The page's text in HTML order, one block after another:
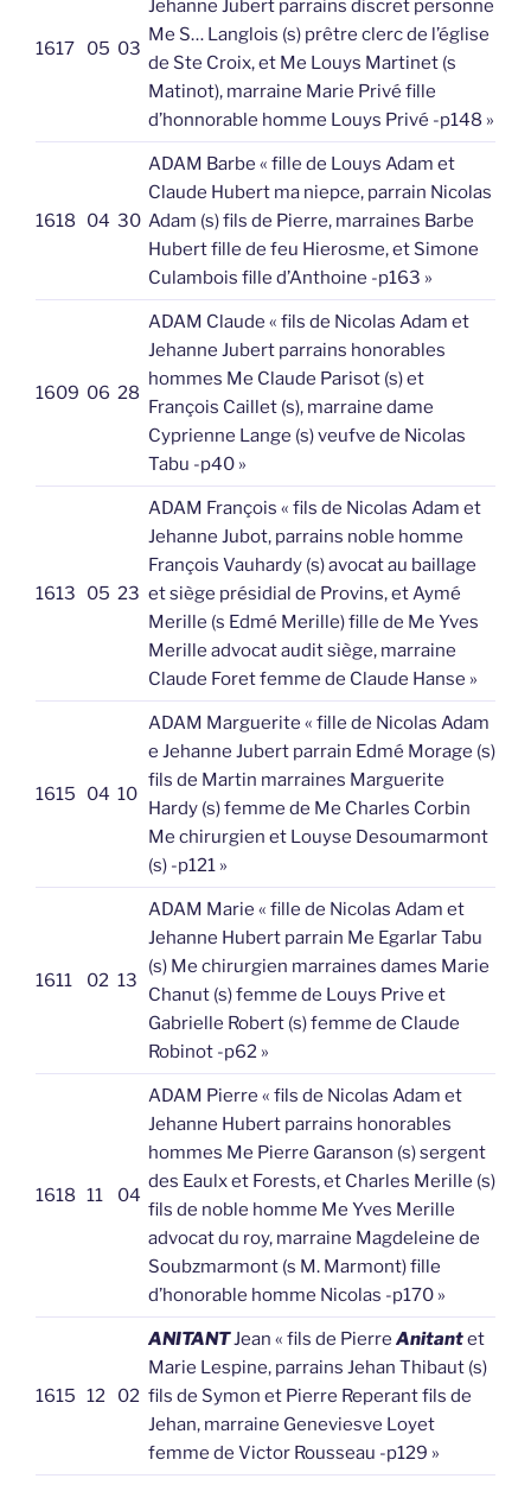
1617 05 03
Jehanne Jubert parrains discret personne
Me S… Langlois (s) prêtre clerc de l’église
de Ste Croix, et Me Louys Martinet (s
Matinot), marraine Marie Privé fille
d’honnorable homme Louys Privé -p148 »
1618 04 30
ADAM Barbe « fille de Louys Adam et
Claude Hubert ma niepce, parrain Nicolas
Adam (s) fils de Pierre, marraines Barbe
Hubert fille de feu Hierosme, et Simone
Culambois fille d’Anthoine -p163 »
1609 06 28
ADAM Claude « fils de Nicolas Adam et
Jehanne Jubert parrains honorables
hommes Me Claude Parisot (s) et
François Caillet (s), marraine dame
Cyprienne Lange (s) veufve de Nicolas
Tabu -p40 »
1613 05 23
ADAM François « fils de Nicolas Adam et
Jehanne Jubot, parrains noble homme
François Vauhardy (s) avocat au baillage
et siège présidial de Provins, et Aymé
Merille (s Edmé Merille) fille de Me Yves
Merille advocat audit siège, marraine
Claude Foret femme de Claude Hanse »
1615 04 10
ADAM Marguerite « fille de Nicolas Adam
e Jehanne Jubert parrain Edmé Morage (s)
fils de Martin marraines Marguerite
Hardy (s) femme de Me Charles Corbin
Me chirurgien et Louyse Desoumarmont
(s) -p121 »
1611 02 13
ADAM Marie « fille de Nicolas Adam et
Jehanne Hubert parrain Me Egarlar Tabu
(s) Me chirurgien marraines dames Marie
Chanut (s) femme de Louys Prive et
Gabrielle Robert (s) femme de Claude
Robinot -p62 »
1618 11 04
ADAM Pierre « fils de Nicolas Adam et
Jehanne Hubert parrains honorables
hommes Me Pierre Garanson (s) sergent
des Eaulx et Forests, et Charles Merille (s)
fils de noble homme Me Yves Merille
advocat du roy, marraine Magdeleine de
Soubzmarmont (s M. Marmont) fille
d’honorable homme Nicolas -p170 »
1615 12 02
ANITANTJean « fils de Pierre Anitantet
Marie Lespine, parrains Jehan Thibaut (s)
fils de Symon et Pierre Reperant fils de
Jehan, marraine Geneviesve Loyet
femme de Victor Rousseau -p129 »